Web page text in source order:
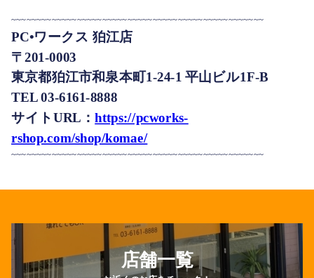
~~~~~~~~~~~~~~~~~~~~~~~~~~~~~~~~~~~~~~~~~~~~~~~~~~
PC•ワークス 狛江店
〒201-0003
東京都狛江市和泉本町1-24-1 平山ビル1F-B
TEL 03-6161-8888
サイトURL：https://pcworks-
rshop.com/shop/komae/
~~~~~~~~~~~~~~~~~~~~~~~~~~~~~~~~~~~~~~~~~~~~~~~~~~
店舗一覧